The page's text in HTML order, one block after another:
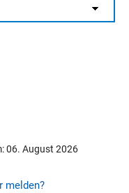
06. August 2026
melden?